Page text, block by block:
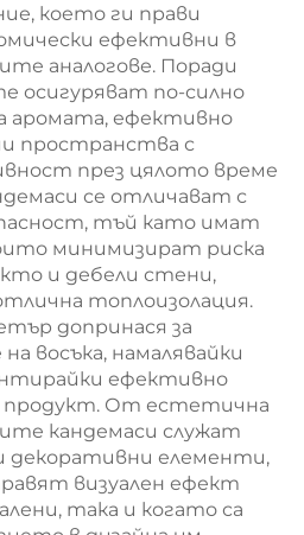
което ги прави
ефективни в
аналогове. Поради
осигуряват по-силно
аромата, ефективно
пространства с
през цялото време
се отличават с
тъй като имат
минимизират риска
и дебели стени,
топлоизолация.
допринася за
восъка, намалявайки
ефективно
продукт. От естетична
кандемаси служат
декоративни елементи,
визуален ефект
така и когато са